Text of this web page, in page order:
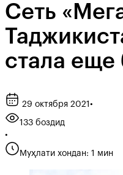
Сеть
стала еще
29 октября 2021 •
133 боздид
•
Муҳлати хондан: 1 мин